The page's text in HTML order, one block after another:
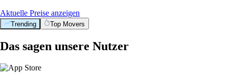
Aktuelle Preise anzeigen
Trending Top Movers
Das sagen unsere Nutzer